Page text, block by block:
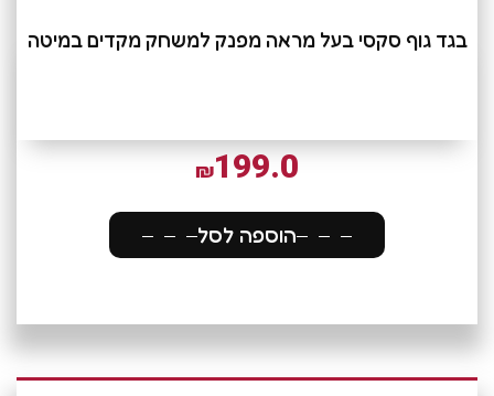
בגד גוף סקסי בעל מראה מפנק למשחק מקדים במיטה
₪199.0
הוספה לסל